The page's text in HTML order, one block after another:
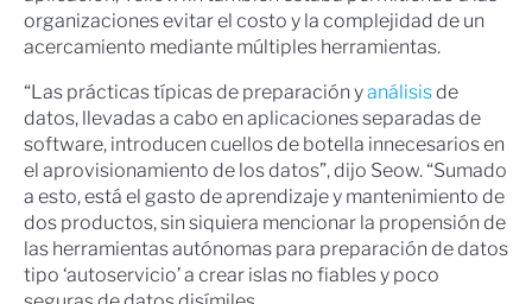
organizaciones evitar el costo y la complejidad de un
acercamiento mediante múltiples herramientas.
“Las prácticas típicas de preparación yanálisisde
datos, llevadas a cabo en aplicaciones separadas de
software, introducen cuellos de botella innecesarios en
el aprovisionamiento de los datos”, dijo Seow. “Sumado
a esto, está el gasto de aprendizaje y mantenimiento de
dos productos, sin siquiera mencionar la propensión de
las herramientas autónomas para preparación de datos
tipo ‘autoservicio’ a crear islas no fiables y poco